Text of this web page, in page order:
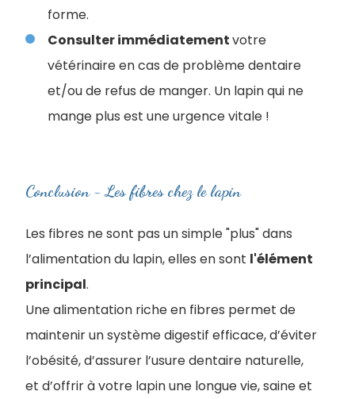
forme.
Consulter immédiatementvotre
vétérinaire en cas de problème dentaire
et/ou de refus de manger. Un lapin qui ne
mange plus est une urgence vitale !
Conclusion - Les fibres chez le lapin
Les fibres ne sont pas un simple "plus" dans
l’alimentation du lapin, elles en sont l'élément
principal.
Une alimentation riche en fibres permet de
maintenir un système digestif efficace, d’éviter
l’obésité, d’assurer l’usure dentaire naturelle,
et d’offrir à votre lapin une longue vie, saine et